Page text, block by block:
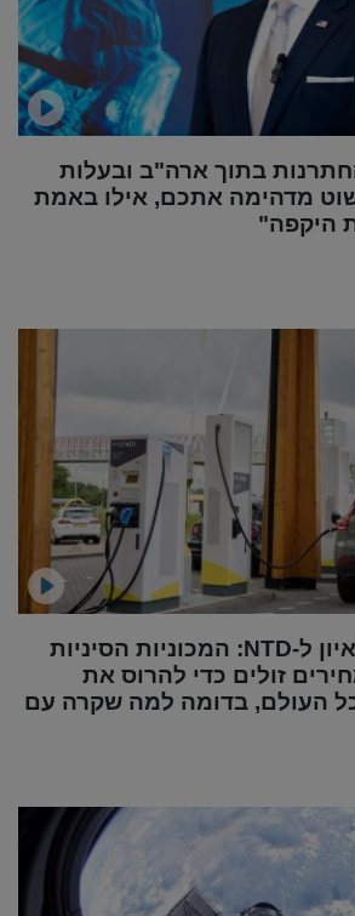
בתוך ארה"ב ובעלות
מדהימה אתכם, אילו באמת
היקפה"
מומחית רכב בריאיון ל-NTD: המכוניות הסיניות
זולים כדי להרוס את
העולם, בדומה למה שקרה עם